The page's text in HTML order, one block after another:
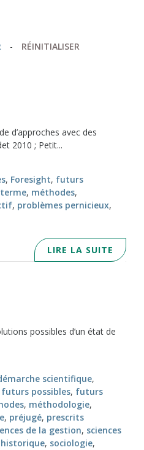
- RÉINITIALISER
d’approches avec des
2010 ; Petit...
, Foresight, futurs
, méthodes,
, problèmes pernicieux,
LIRE LA SUITE
possibles d’un état de
scientifique,
futurs possibles, futurs
, méthodologie,
, préjugé, prescrits
de la gestion, sciences
, sociologie,